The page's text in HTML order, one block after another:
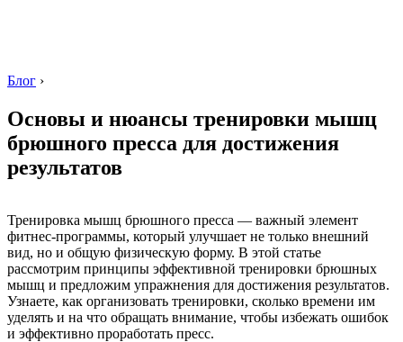
Блог ›
Основы и нюансы тренировки мышц
брюшного пресса для достижения
результатов
Тренировка мышц брюшного пресса — важный элемент
фитнес-программы, который улучшает не только внешний
вид, но и общую физическую форму. В этой статье
рассмотрим принципы эффективной тренировки брюшных
мышц и предложим упражнения для достижения результатов.
Узнаете, как организовать тренировки, сколько времени им
уделять и на что обращать внимание, чтобы избежать ошибок
и эффективно проработать пресс.